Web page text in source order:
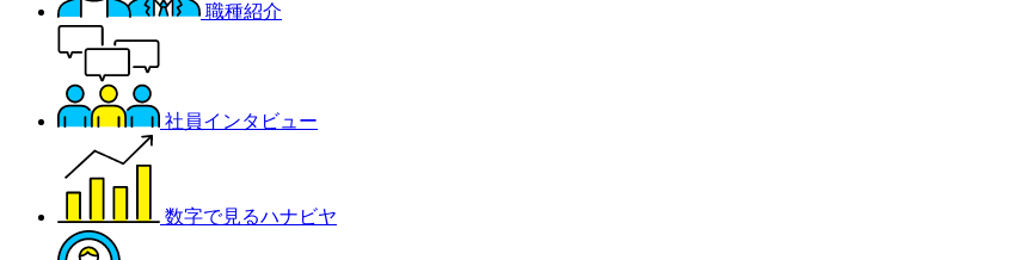
職種紹介
社員インタビュー
数字で見るハナビヤ